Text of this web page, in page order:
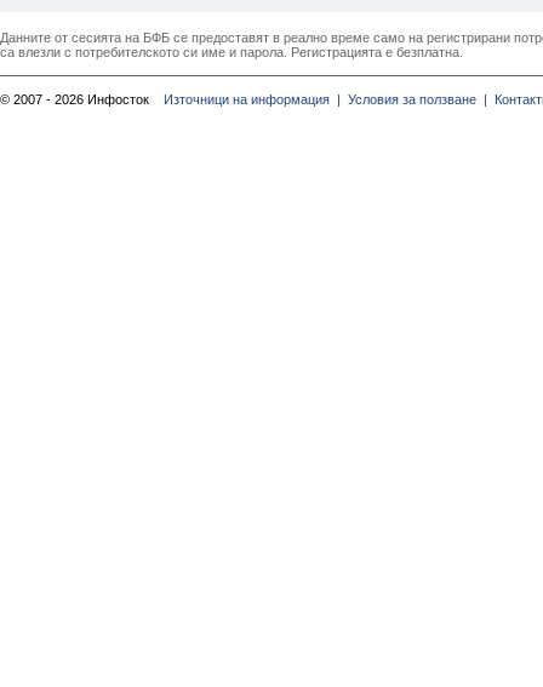
Данните от сесията на БФБ се предоставят в реално време само на регистрирани
са влезли с потребителското си име и парола. Регистрацията е безплатна.
© 2007 - 2026 Инфосток Източници на информация | Условия за ползване |